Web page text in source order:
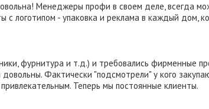
Менеджеры профи в своем деле, всегда
логотипом - упаковка и реклама в каждый дом,
фурнитура и т.д.) и требовались фирменные
Фактически "подсмотрели" у кого
Теперь мы постоянные клиенты.